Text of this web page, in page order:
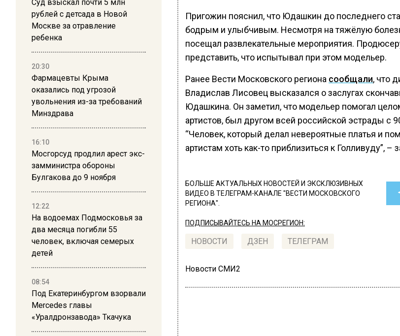
Суд взыскал почти 5 млн
рублей с детсада в Новой
Москве за отравление
ребенка
20:30
Фармацевты Крыма
оказались под угрозой
увольнения из-за требований
Минздрава
16:10
Мосгорсуд продлил арест экс-
замминистра обороны
Булгакова до 9 ноября
12:22
На водоемах Подмосковья за
два месяца погибли 55
человек, включая семерых
детей
08:54
Под Екатеринбургом взорвали
Mercedes главы
«Уралдронзавода» Ткачука
Пригожин пояснил, что Юдашкин до последнего
бодрым и улыбчивым. Несмотря на тяжёлую
посещал развлекательные мероприятия.
представить, что испытывал при этом модельер.
Ранее Вести Московского региона сообщали, что
Владислав Лисовец высказался о заслугах
Юдашкина. Он заметил, что модельер помогал
артистов, был другом всей российской эстрады с
“Человек, который делал невероятные платья и
артистам хоть как-то приблизиться к Голливуду”, –
БОЛЬШЕ АКТУАЛЬНЫХ НОВОСТЕЙ И ЭКСКЛЮЗИВНЫХ
ВИДЕО В ТЕЛЕГРАМ-КАНАЛЕ "ВЕСТИ МОСКОВСКОГО
РЕГИОНА".
ПОДПИСЫВАЙТЕСЬ НА МОСРЕГИОН:
НОВОСТИ ДЗЕН ТЕЛЕГРАМ
Новости СМИ2